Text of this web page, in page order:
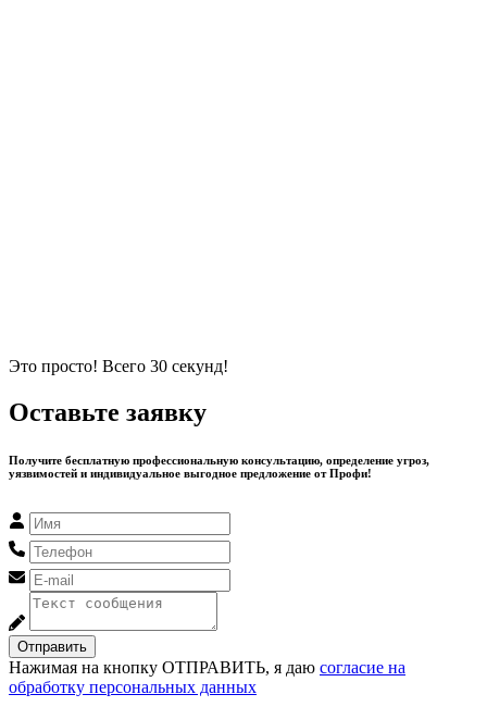
Это просто! Всего 30 секунд!
Оставьте заявку
Получите бесплатную профессиональную консультацию, определение угроз,
уязвимостей и индивидуальное выгодное предложение от Профи!
Отправить
Нажимая на кнопку ОТПРАВИТЬ, я даю согласие на
обработку персональных данных